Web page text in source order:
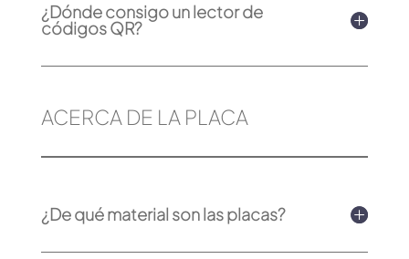
¿Dónde consigo un lector de
códigos QR?
ACERCA DE LA PLACA
¿De qué material son las placas?